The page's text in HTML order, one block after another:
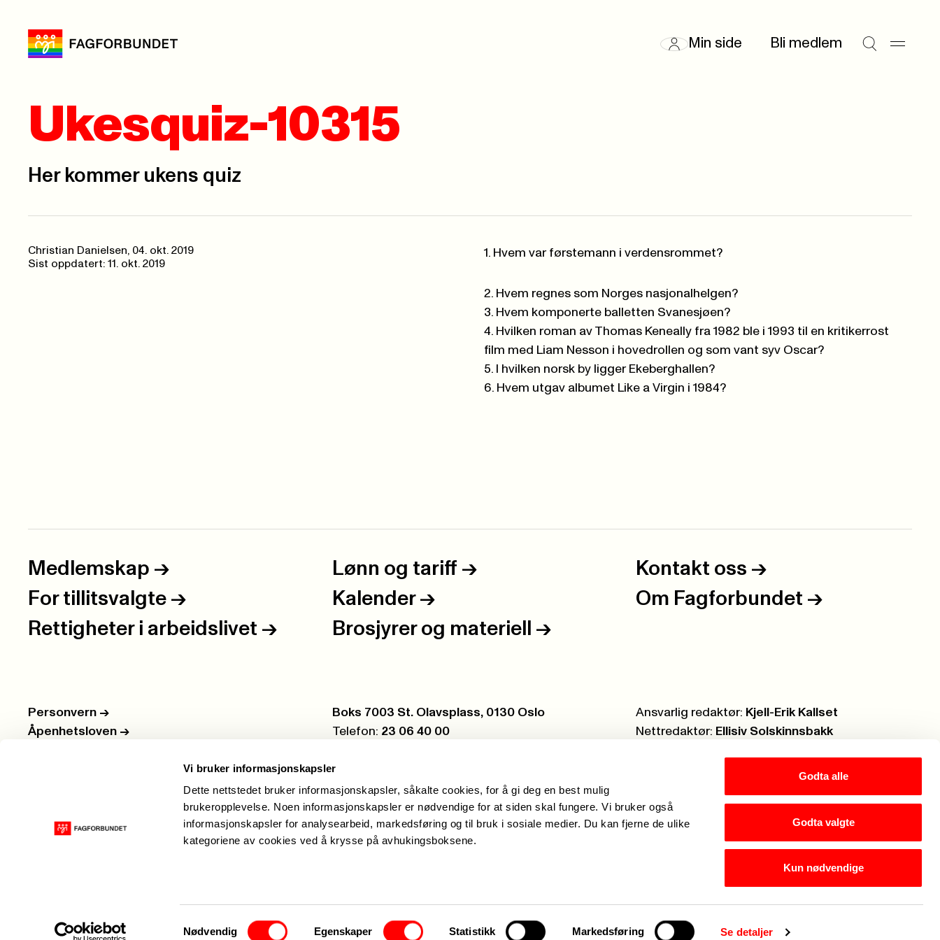
Vi bruker informasjonskapsler
Dette nettstedet bruker informasjonskapsler, såkalte cookies, for å gi deg en best mulig
brukeropplevelse. Noen informasjonskapsler er nødvendige for at siden skal fungere. Vi bruker også
informasjonskapsler for analysearbeid, markedsføring og til bruk i sosiale medier. Du kan fjerne de ulike
kategoriene av cookies ved å krysse på avhukingsboksene.
Samtykkevalg
Nødvendig Egenskaper Statistikk Markedsføring Se detaljer
Godta alle
Godta valgte
Kun nødvendige
Min side Bli medlem
Ukesquiz-10315
Her kommer ukens quiz
Christian Danielsen, 04. okt. 2019
Sist oppdatert: 11. okt. 2019
1. Hvem var førstemann i verdensrommet?
2. Hvem regnes som Norges nasjonalhelgen?
3. Hvem komponerte balletten Svanesjøen?
4. Hvilken roman av Thomas Keneally fra 1982 ble i 1993 til en kritikerrost
film med Liam Nesson i hovedrollen og som vant syv Oscar?
5. I hvilken norsk by ligger Ekeberghallen?
6. Hvem utgav albumet Like a Virgin i 1984?
Hei, jeg er Fagforbundets chatbot. Hva kan jeg hjelpe med?
Medlemskap -> Lønn og tariff -> Kontakt oss ->
For tillitsvalgte -> Kalender -> Om Fagforbundet ->
Rettigheter i arbeidslivet -> Brosjyrer og materiell ->
Personvern ->
Åpenhetsloven ->
Postboks:
Boks 7003 St. Olavsplass, 0130 Oslo
Telefon: 23 06 40 00
Ansvarlig redaktør: Kjell-Erik Kallset
Nettredaktør: Ellisiv Solskinnsbakk